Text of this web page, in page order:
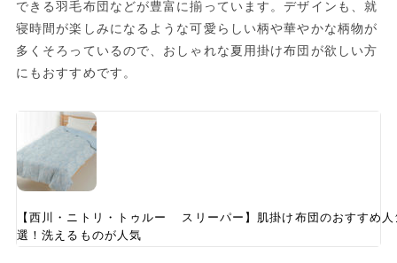
できる羽毛布団などが豊富に揃っています。デザインも、就
寝時間が楽しみになるような可愛らしい柄や華やかな柄物が
多くそろっているので、おしゃれな夏用掛け布団が欲しい方
にもおすすめです。
【西川・ニトリ・トゥルー スリーパー】肌掛け布団のおすす
選！洗えるものが人気